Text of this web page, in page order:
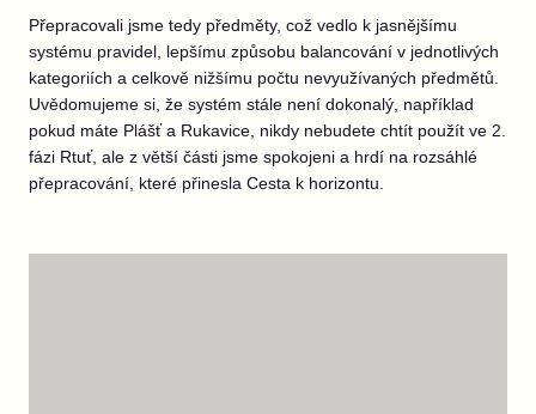
Přepracovali jsme tedy předměty, což vedlo k jasnějšímu
systému pravidel, lepšímu způsobu balancování v jednotlivých
kategoriích a celkově nižšímu počtu nevyužívaných předmětů.
Uvědomujeme si, že systém stále není dokonalý, například
pokud máte Plášť a Rukavice, nikdy nebudete chtít použít ve 2.
fázi Rtuť, ale z větší části jsme spokojeni a hrdí na rozsáhlé
přepracování, které přinesla Cesta k horizontu.